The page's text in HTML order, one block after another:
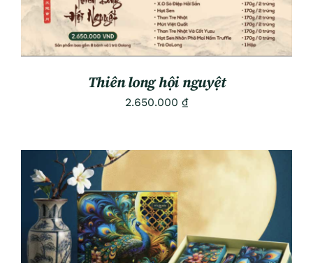
Thiên long hội nguyệt
2.650.000 ₫